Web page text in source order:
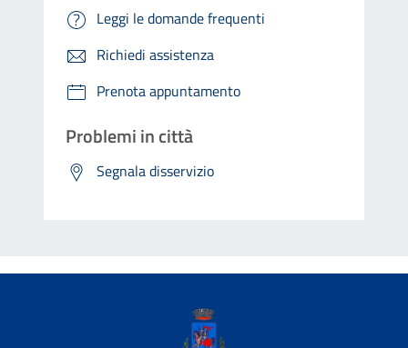
Leggi le domande frequenti
Richiedi assistenza
Prenota appuntamento
Problemi in città
Segnala disservizio